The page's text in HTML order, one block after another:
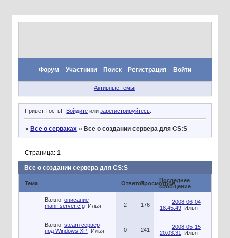
Форум Участники Поиск Регистрация Войти
Активные темы
Привет, Гость! Войдите илизарегистрируйтесь.
» Все о серваках » Все о создании сервера для CS:S
Все о создании сервера для CS:S
Страница: 1
Тема ОтветовПросмотровПоследнее
сообщение
Важно: описание
mani_server.cfg
Илья 2 176
2008-06-04
18:45:49
Илья
Важно: steam сервер
под Windows XP.
Илья 0 241
2008-05-15
20:03:31
Илья